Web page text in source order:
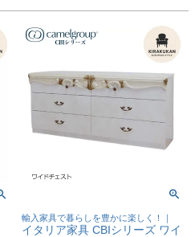
輸入家具で暮らしを豊かに楽しく！｜
イタリア家具 CBIシリーズ ワイ